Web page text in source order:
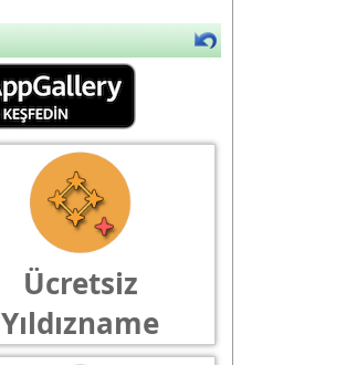
Ücretsiz
Yıldızname